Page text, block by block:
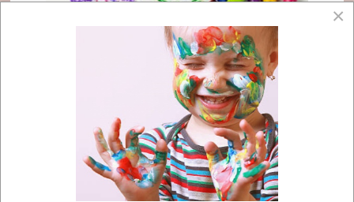
Υπευθυνη Προγράμματος - Διεξαγωγή
Μαρία Μελά
ArtProjectCreator & Coordinator της
Καλλιτεχνούπολης
Διεξαγωγή Σάββατο
×